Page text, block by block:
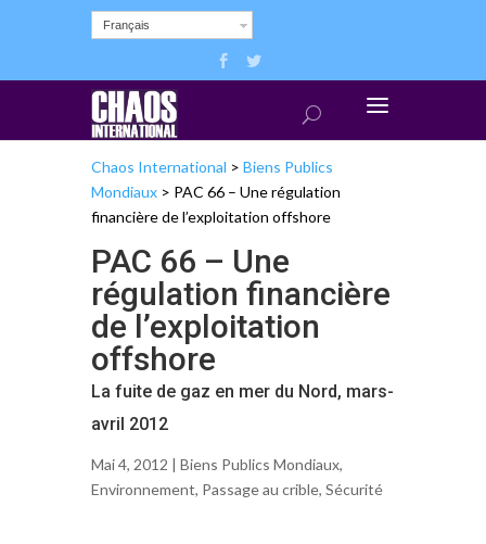
Français
Chaos International > Biens Publics
Mondiaux > PAC 66 – Une régulation
financière de l’exploitation offshore
PAC 66 – Une
régulation financière
de l’exploitation
offshore
La fuite de gaz en mer du Nord, mars-
avril 2012
Mai 4, 2012 | Biens Publics Mondiaux,
Environnement, Passage au crible, Sécurité